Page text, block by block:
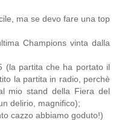
ma se devo fare una top
Champions vinta dalla
(la partita che ha portato il
la partita in radio, perchè
mio stand della Fiera del
delirio, magnifico);
cazzo abbiamo goduto!)